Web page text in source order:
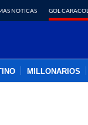
NOTICAS GOL CARACOL
MILLONARIOS